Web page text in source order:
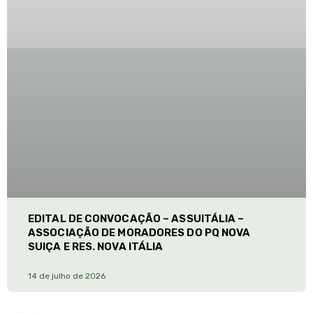
EDITAL DE CONVOCAÇÃO – ASSUITÁLIA –
ASSOCIAÇÃO DE MORADORES DO PQ NOVA
SUIÇA E RES. NOVA ITÁLIA
14 de julho de 2026